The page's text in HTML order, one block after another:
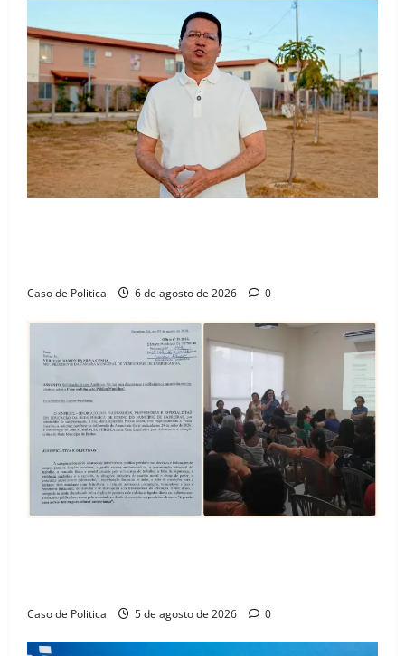
Caso de Politica 6 de agosto de 2026 0
Caso de Politica 5 de agosto de 2026 0